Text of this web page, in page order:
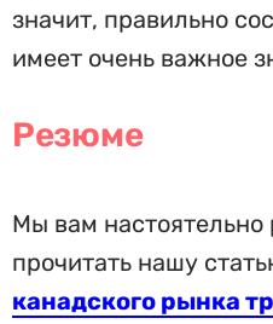
значит, правильно
имеет очень важное
Резюме
Мы вам
прочитать нашу
канадского рынка